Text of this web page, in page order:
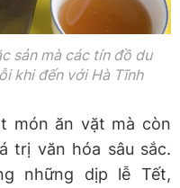
sản mà các tín đồ du
khi đến với Hà Tĩnh
món ăn vặt mà còn
trị văn hóa sâu sắc.
những dịp lễ Tết,